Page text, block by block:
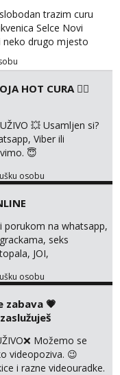
Tg:
trazim curu
Selce Novi
neko drugo mjesto
HOT CURA ❤️‍🔥
💥 Usamljen si?
Viber ili
😇
dopisivati uz slanje
🤑 🤬 NE RADIM
UŽIVO🤬 🤬 NE
RADIM UŽIVO🤬 🤬
osobu
porukom na whatsapp,
seks
JOI,
raznih na
po želji 😈 Radim
video pozivom
Čekam te 😘
osobu
zabava 💗
Možemo se
videopoziva. 😉
i razne videouradke.